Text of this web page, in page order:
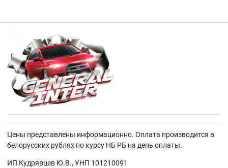
Цены представлены информационно. Оплата производится в
белорусских рублях по курсу НБ РБ на день оплаты.
ИП Кудрявцев Ю.В., УНП 101210091